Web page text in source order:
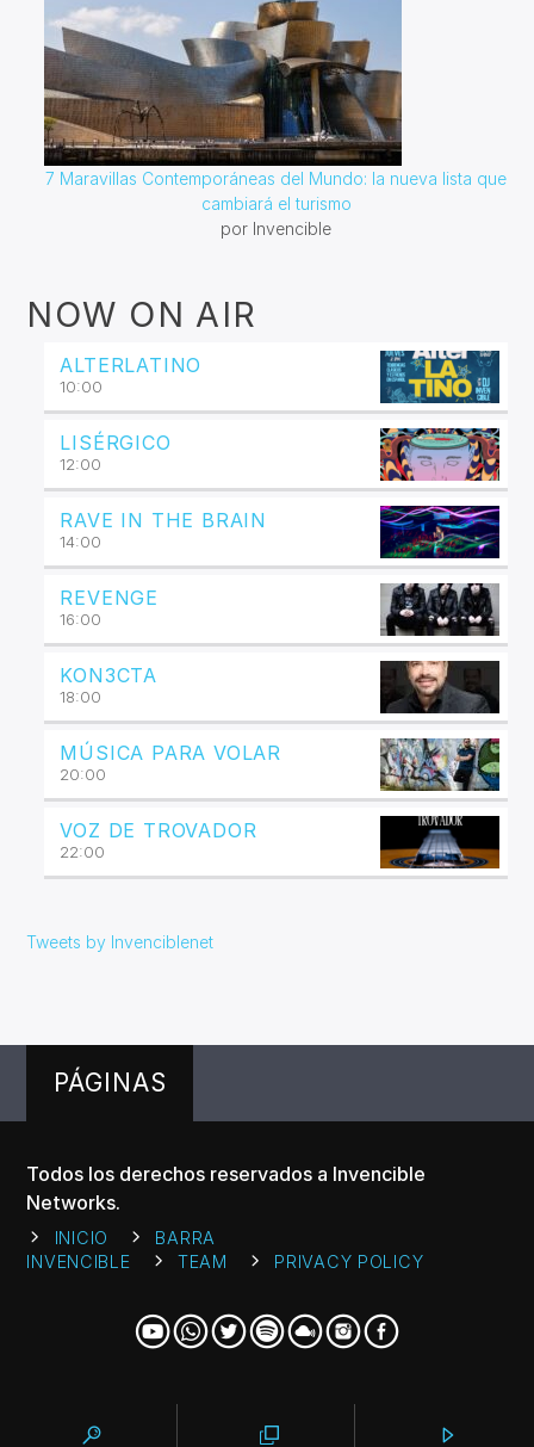
7 Maravillas Contemporáneas del Mundo: la nueva lista que
cambiará el turismo
por Invencible
NOW ON AIR
ALTERLATINO
10:00
LISÉRGICO
12:00
RAVE IN THE BRAIN
14:00
REVENGE
16:00
KON3CTA
18:00
MÚSICA PARA VOLAR
20:00
VOZ DE TROVADOR
22:00
Tweets by Invenciblenet
PÁGINAS
Todos los derechos reservados a Invencible
Networks.
INICIO
BARRA
INVENCIBLE
TEAM PRIVACY POLICY